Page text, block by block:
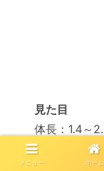
見た目
体長：1.4～
見た目はスズ
細身で小さい
メニュー ホーム